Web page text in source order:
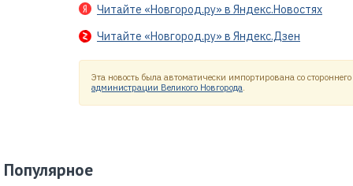
Читайте «Новгород.ру» в Яндекс.Новостях
Читайте «Новгород.ру» в Яндекс.Дзен
Эта новость была автоматически импортирована со
администрации Великого Новгорода.
Популярное